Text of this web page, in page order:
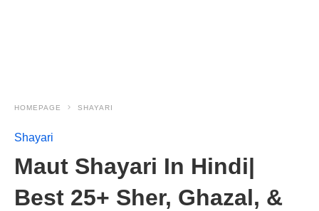
HOMEPAGE SHAYARI
Shayari
Maut Shayari In Hindi|
Best 25+ Sher, Ghazal, &